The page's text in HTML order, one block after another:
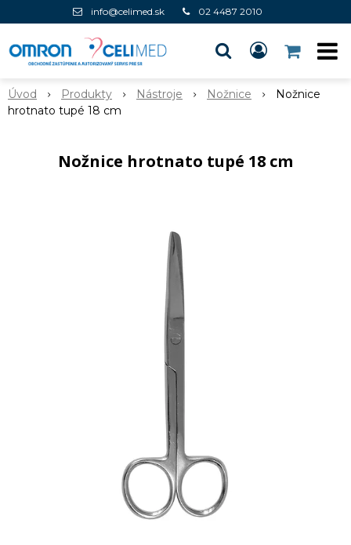
info@celimed.sk 02 4487 2010
Úvod Produkty Nástroje Nožnice
Nožnice
hrotnato tupé 18 cm
Nožnice hrotnato tupé 18 cm